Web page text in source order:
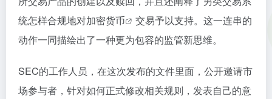
统怎样合规地对加密货币
交易予以支持。这一连串的
动作一同描绘出了一种更为包容的监管新思维。
SEC的工作人员，在这次发布的文件里面，公开邀请市
场参与者，针对如何正式修改相关规则，发表自己的意